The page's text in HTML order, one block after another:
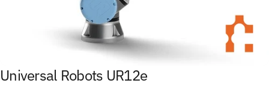
Universal Robots UR12e